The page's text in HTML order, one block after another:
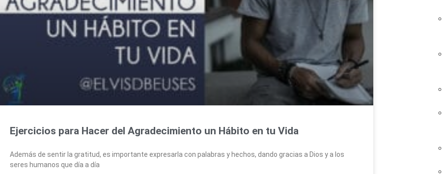
Ejercicios para Hacer del Agradecimiento un Hábito en tu Vida
Además de sentir la gratitud, es importante expresarla con palabras y hechos, dando gracias a Dios y a los
seres humanos que día a día